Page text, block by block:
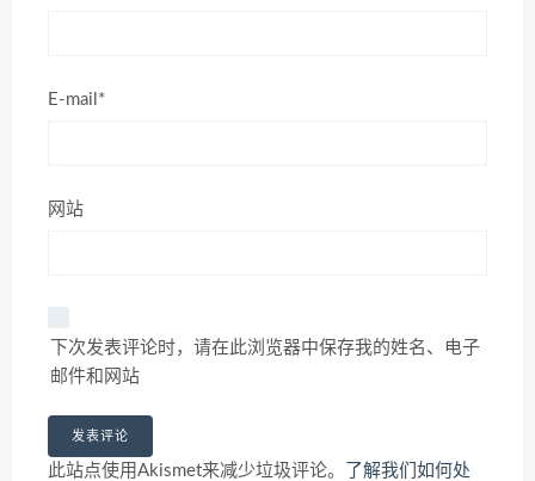
E-mail*
网站
下次发表评论时，请在此浏览器中保存我的姓名、电子
邮件和网站
此站点使用Akismet来减少垃圾评论。
了解我们如何处